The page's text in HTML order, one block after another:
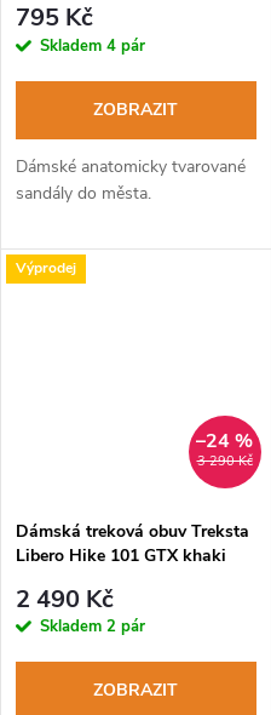
795 Kč
Skladem 4 pár
ZOBRAZIT
Dámské anatomicky tvarované
sandály do města.
Výprodej
3 290 Kč
–24 %
Dámská treková obuv Treksta
Libero Hike 101 GTX khaki
2 490 Kč
Skladem 2 pár
ZOBRAZIT